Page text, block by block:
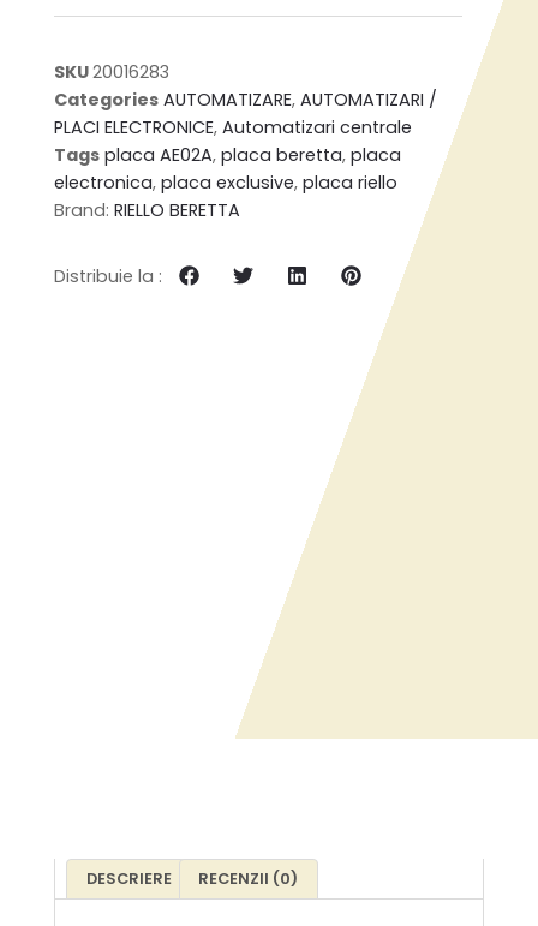
SKU20016283
Categories AUTOMATIZARE, AUTOMATIZARI /
PLACI ELECTRONICE, Automatizari centrale
Tags placa AE02A, placa beretta, placa
electronica, placa exclusive, placa riello
Brand: RIELLO BERETTA
Distribuie la :
DESCRIERE RECENZII (0)